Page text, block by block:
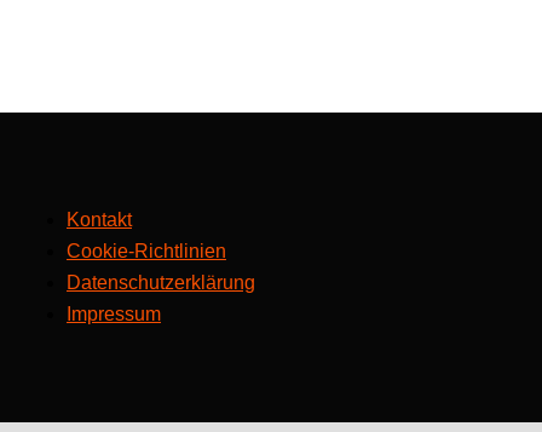
Kontakt
Cookie-Richtlinien
Datenschutzerklärung
Impressum